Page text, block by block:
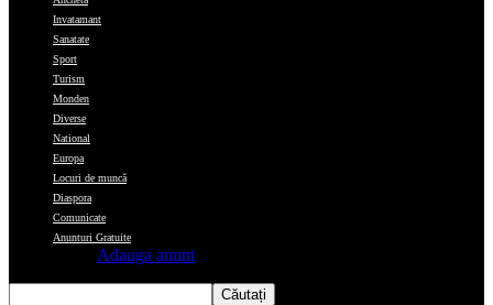
Invatamant
Sanatate
Sport
Turism
Monden
Diverse
National
Europa
Locuri de muncă
Diaspora
Comunicate
Anunturi Gratuite
Adauga anunt